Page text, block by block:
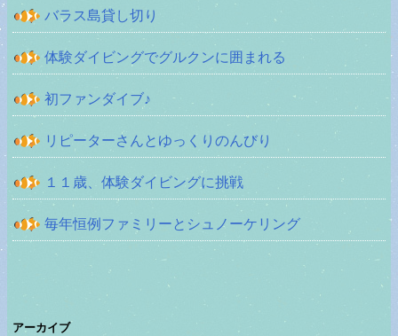
バラス島貸し切り
体験ダイビングでグルクンに囲まれる
初ファンダイブ♪
リピーターさんとゆっくりのんびり
１１歳、体験ダイビングに挑戦
毎年恒例ファミリーとシュノーケリング
アーカイブ